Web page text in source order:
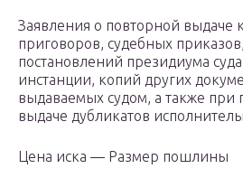
Заявления о повторной
приговоров, судебных
постановлений президиума
инстанции, копий других
выдаваемых судом, а также при
выдаче дубликатов
Цена иска — Размер пошлины